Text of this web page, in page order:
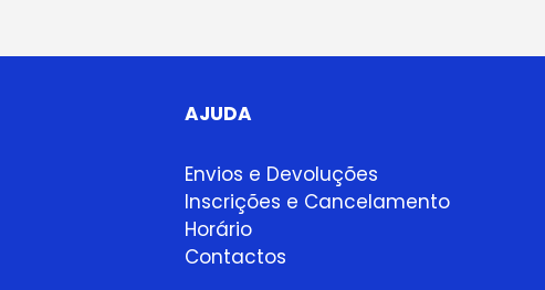
AJUDA
Envios e Devoluções
Inscrições e Cancelamento
Horário
Contactos